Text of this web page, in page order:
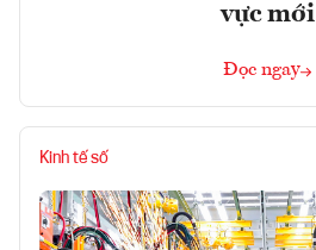
vực mới
Đọc ngay
Kinh tế số